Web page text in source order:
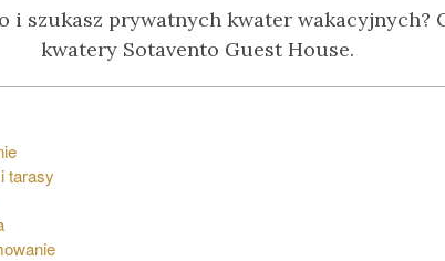
i szukasz prywatnych kwater wakacyjnych?
kwatery Sotavento Guest House.
tarasy